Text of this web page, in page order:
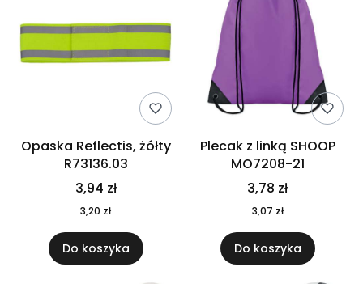
Opaska Reflectis, żółty
R73136.03
3,94 zł
3,20 zł
Do koszyka
Plecak z linką SHOOP
MO7208-21
3,78 zł
3,07 zł
Do koszyka